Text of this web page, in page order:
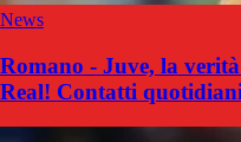
News
Romano - Juve, la
Real! Contatti